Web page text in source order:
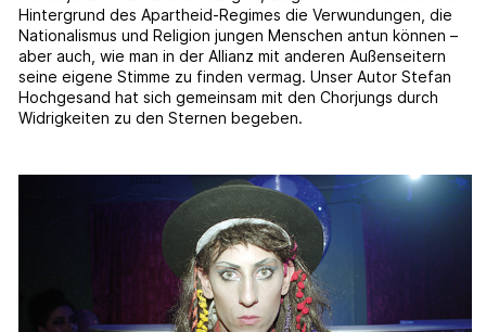
Hintergrund des Apartheid-Regimes die Verwundungen, die
Nationalismus und Religion jungen Menschen antun können –
aber auch, wie man in der Allianz mit anderen Außenseitern
seine eigene Stimme zu finden vermag. Unser Autor Stefan
Hochgesand hat sich gemeinsam mit den Chorjungs durch
Widrigkeiten zu den Sternen begeben.